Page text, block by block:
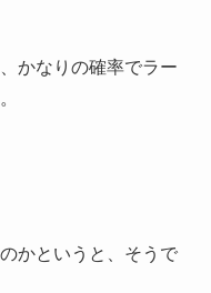
かなりの確率でラー
かというと、そうで